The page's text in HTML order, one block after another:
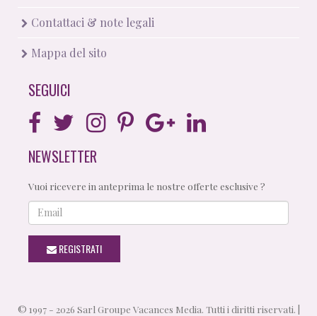
Contattaci & note legali
Mappa del sito
SEGUICI
NEWSLETTER
Vuoi ricevere in anteprima le nostre offerte esclusive ?
Email
REGISTRATI
© 1997 - 2026 Sarl Groupe Vacances Media. Tutti i diritti riservati. |